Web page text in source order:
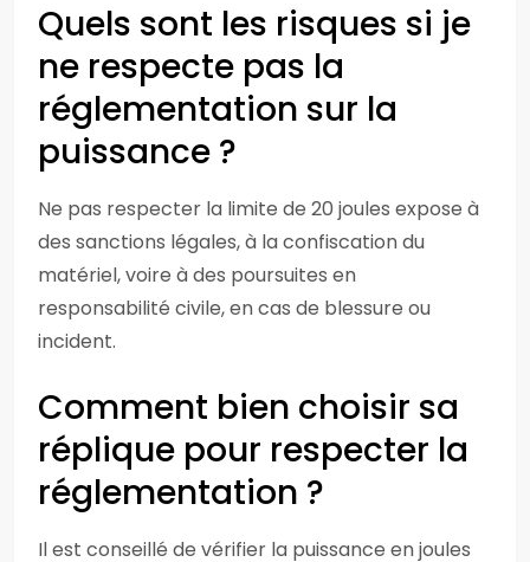
Quels sont les risques si je
ne respecte pas la
réglementation sur la
puissance ?
Ne pas respecter la limite de 20 joules expose à
des sanctions légales, à la confiscation du
matériel, voire à des poursuites en
responsabilité civile, en cas de blessure ou
incident.
Comment bien choisir sa
réplique pour respecter la
réglementation ?
Il est conseillé de vérifier la puissance en joules